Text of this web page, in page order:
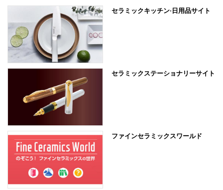
セラミックキッチン·日用品サイト
セラミックステーショナリーサイト
ファインセラミックスワールド